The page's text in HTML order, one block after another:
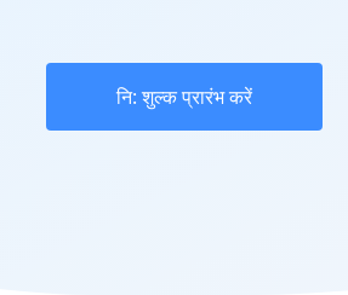
नि: शुल्क प्रारंभ करें